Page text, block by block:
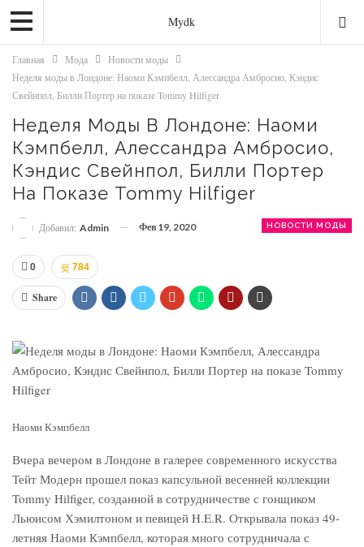
Mydk
Главная Мода
Новости моды
Неделя моды в Лондоне: Наоми Кэмпбелл, Алессандра Амбросио, Кэндис
Свейнпол, Билли Портер на показе Tommy Hilfiger
Неделя Моды В Лондоне: Наоми
Кэмпбелл, Алессандра Амбросио,
Кэндис Свейнпол, Билли Портер
На Показе Tommy Hilfiger
НОВОСТИ МОДЫ
Добавил: Admin Фев 19, 2020
0 784
Share
Наоми Кэмпбелл
Вчера вечером в Лондоне в галерее современного искусства
Тейт Модерн прошел показ капсульной весенней коллекции
Tommy Hilfiger, созданной в сотрудничестве с гонщиком
Льюисом Хэмилтоном и певицей H.E.R. Открывала показ 49-
летняя Наоми Кэмпбелл, которая много сотрудничала с